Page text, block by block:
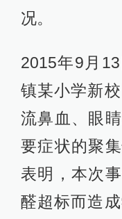
况。
2015年9月
镇某小学新
流鼻血、眼
要症状的聚
表明，本次
醛超标而造